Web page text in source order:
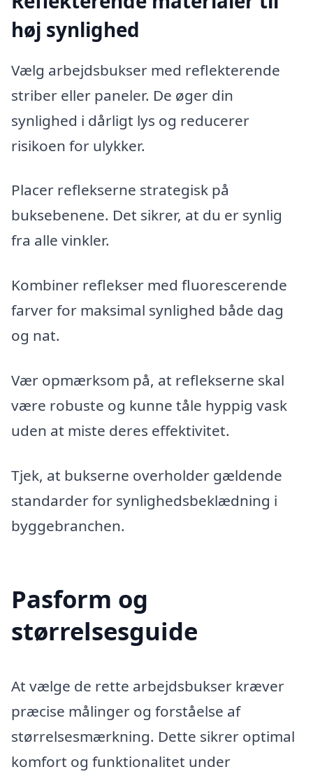
høj synlighed
Vælg arbejdsbukser med reflekterende
striber eller paneler. De øger din
synlighed i dårligt lys og reducerer
risikoen for ulykker.
Placer reflekserne strategisk på
buksebenene. Det sikrer, at du er synlig
fra alle vinkler.
Kombiner reflekser med fluorescerende
farver for maksimal synlighed både dag
og nat.
Vær opmærksom på, at reflekserne skal
være robuste og kunne tåle hyppig vask
uden at miste deres effektivitet.
Tjek, at bukserne overholder gældende
standarder for synlighedsbeklædning i
byggebranchen.
Pasform og
størrelsesguide
At vælge de rette arbejdsbukser kræver
præcise målinger og forståelse af
størrelsesmærkning. Dette sikrer optimal
komfort og funktionalitet under